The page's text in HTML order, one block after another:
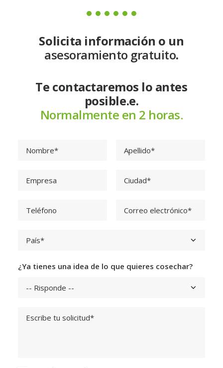
Solicita información o un
asesoramiento gratuito.
Te contactaremos lo antes
posible.e.
Normalmente en 2 horas.
¿Ya tienes una idea de lo que quieres cosechar?